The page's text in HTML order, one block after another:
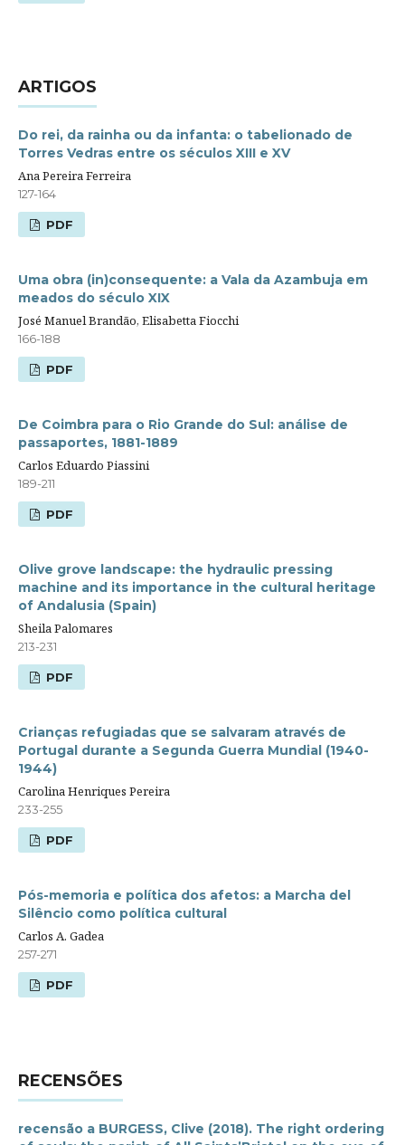
ARTIGOS
Do rei, da rainha ou da infanta: o tabelionado de
Torres Vedras entre os séculos XIII e XV
Ana Pereira Ferreira
127-164
PDF
Uma obra (in)consequente: a Vala da Azambuja em
meados do século XIX
José Manuel Brandão, Elisabetta Fiocchi
166-188
PDF
De Coimbra para o Rio Grande do Sul: análise de
passaportes, 1881-1889
Carlos Eduardo Piassini
189-211
PDF
Olive grove landscape: the hydraulic pressing
machine and its importance in the cultural heritage
of Andalusia (Spain)
Sheila Palomares
213-231
PDF
Crianças refugiadas que se salvaram através de
Portugal durante a Segunda Guerra Mundial (1940-
1944)
Carolina Henriques Pereira
233-255
PDF
Pós-memoria e política dos afetos: a Marcha del
Silêncio como política cultural
Carlos A. Gadea
257-271
PDF
RECENSÕES
recensão a BURGESS, Clive (2018). The right ordering